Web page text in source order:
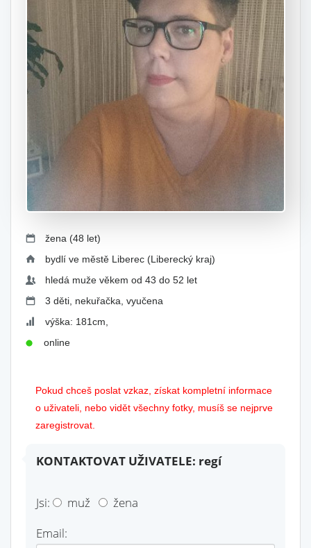
žena (48 let)
bydlí ve městě Liberec (Liberecký kraj)
hledá muže věkem od 43 do 52 let
3 děti, nekuřačka, vyučena
výška: 181cm,
online
Pokud chceš poslat vzkaz, získat kompletní informace
o uživateli, nebo vidět všechny fotky, musíš se nejprve
zaregistrovat.
KONTAKTOVAT UŽIVATELE: regí
Jsi: muž
žena
Email: